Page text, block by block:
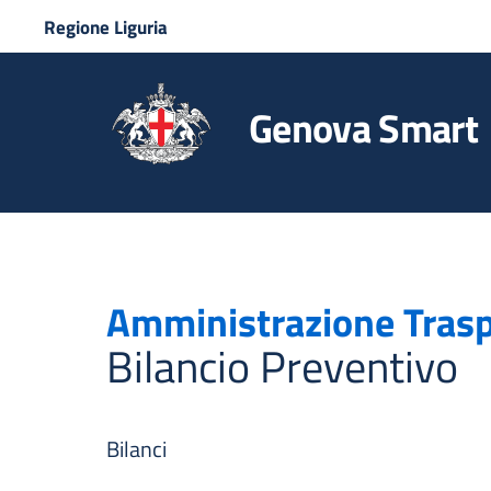
Regione Liguria
Genova Smart
Amministrazione
Bilancio Preventivo
Bilanci